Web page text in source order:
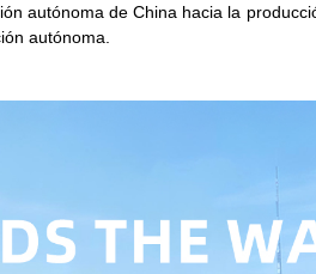
autónoma de China hacia la
autónoma.